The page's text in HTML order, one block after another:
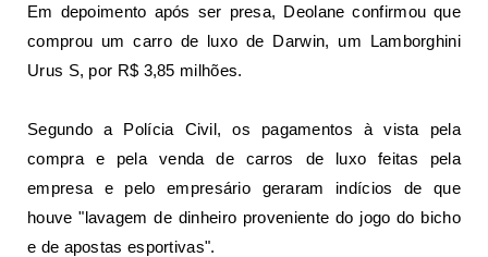
Em depoimento após ser presa, Deolane confirmou que
comprou um carro de luxo de Darwin, um Lamborghini
Urus S, por R$ 3,85 milhões.
Segundo a Polícia Civil, os pagamentos à vista pela
compra e pela venda de carros de luxo feitas pela
empresa e pelo empresário geraram indícios de que
houve "lavagem de dinheiro proveniente do jogo do bicho
e de apostas esportivas".